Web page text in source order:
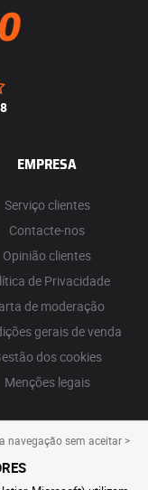
EMPRESA
Serviço clientes
Contacte-nos
Opinião clientes
de Privacidade
de moderação
gerais de venda
dos cookies
Menções legais
navegação sem aceitar >